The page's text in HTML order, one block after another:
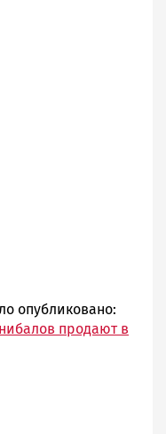
опубликовано:
продают в